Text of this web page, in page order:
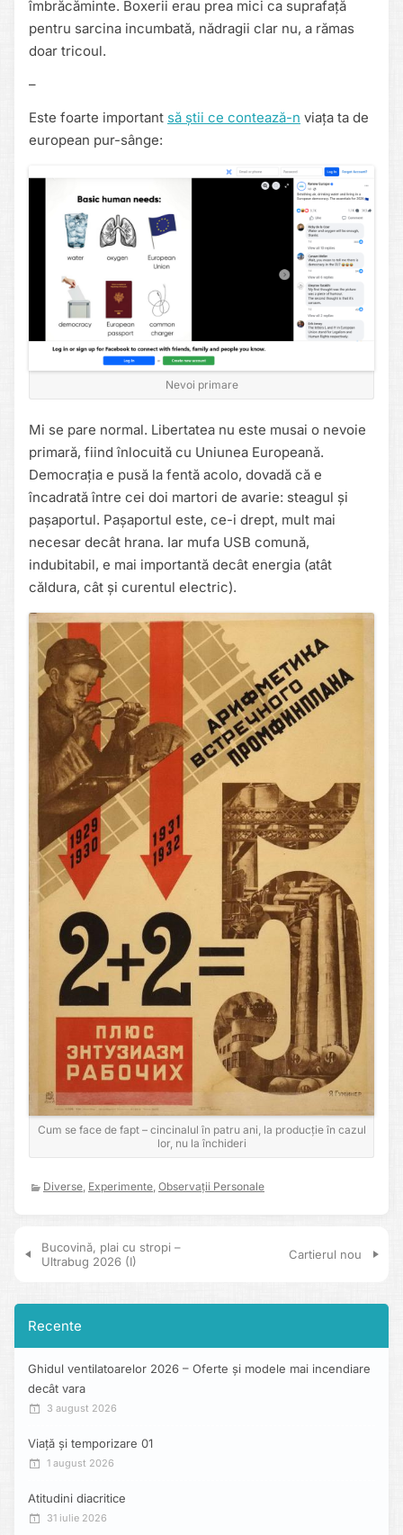
îmbrăcăminte. Boxerii erau prea mici ca suprafață
pentru sarcina incumbată, nădragii clar nu, a rămas
doar tricoul.
–
Este foarte important să știi ce contează-n viața ta de
european pur-sânge:
Nevoi primare
Mi se pare normal. Libertatea nu este musai o nevoie
primară, fiind înlocuită cu Uniunea Europeană.
Democrația e pusă la fentă acolo, dovadă că e
încadrată între cei doi martori de avarie: steagul și
pașaportul. Pașaportul este, ce-i drept, mult mai
necesar decât hrana. Iar mufa USB comună,
indubitabil, e mai importantă decât energia (atât
căldura, cât și curentul electric).
Cum se face de fapt – cincinalul în patru ani, la producție în cazul
lor, nu la închideri
Diverse Experimente Observații Personale
Bucovină, plai cu stropi –
Ultrabug 2026 (I)
Cartierul nou
Recente
Ghidul ventilatoarelor 2026 – Oferte și modele mai incendiare
decât vara
3 august 2026
Viață și temporizare 01
1 august 2026
Atitudini diacritice
31 iulie 2026